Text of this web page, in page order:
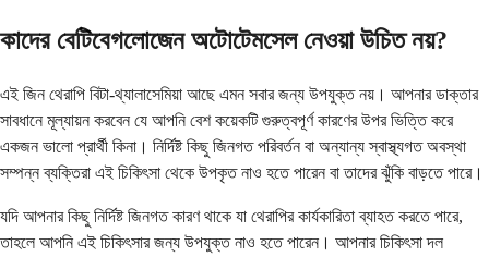
কাদের বেটিবেগলোজেন অটোটেমসেল নেওয়া উচিত নয়?
এই জিন থেরাপি বিটা-থ্যালাসেমিয়া আছে এমন সবার জন্য উপযুক্ত নয়। আপনার ডাক্তার
সাবধানে মূল্যায়ন করবেন যে আপনি বেশ কয়েকটি গুরুত্বপূর্ণ কারণের উপর ভিত্তি করে
একজন ভালো প্রার্থী কিনা। নির্দিষ্ট কিছু জিনগত পরিবর্তন বা অন্যান্য স্বাস্থ্যগত অবস্থা
সম্পন্ন ব্যক্তিরা এই চিকিৎসা থেকে উপকৃত নাও হতে পারেন বা তাদের ঝুঁকি বাড়তে পারে।
যদি আপনার কিছু নির্দিষ্ট জিনগত কারণ থাকে যা থেরাপির কার্যকারিতা ব্যাহত করতে পারে,
তাহলে আপনি এই চিকিৎসার জন্য উপযুক্ত নাও হতে পারেন। আপনার চিকিৎসা দল